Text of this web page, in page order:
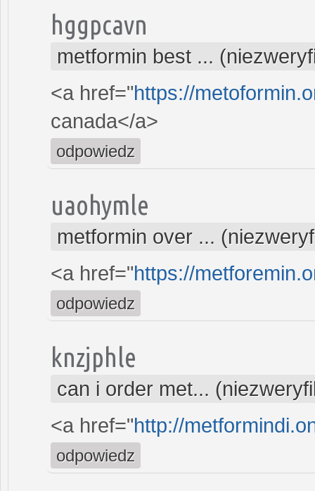
hggpcavn
metformin best ...
<a href="https://
canada</a>
odpowiedz
uaohymle
metformin over ...
<a href="https://
odpowiedz
knzjphle
can i order met...
<a href="http://
odpowiedz